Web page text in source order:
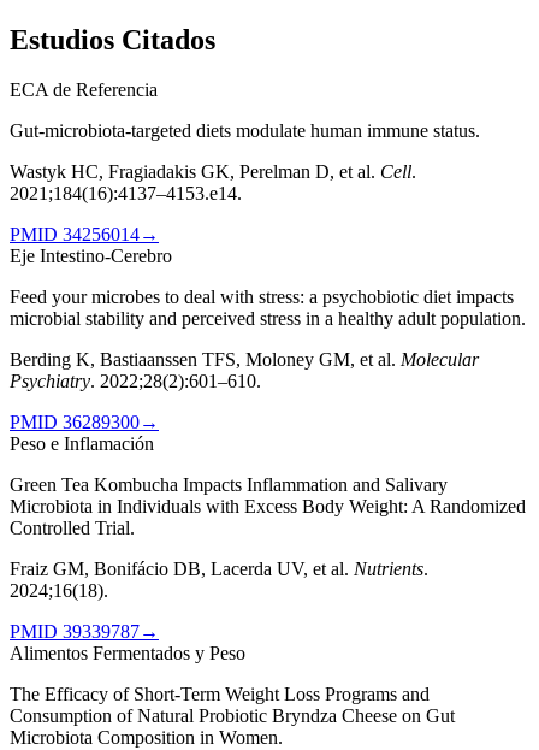
Estudios Citados
ECA de Referencia
Gut-microbiota-targeted diets modulate human immune status.
Wastyk HC, Fragiadakis GK, Perelman D, et al. Cell.
2021;184(16):4137–4153.e14.
PMID 34256014→
Eje Intestino-Cerebro
Feed your microbes to deal with stress: a psychobiotic diet impacts
microbial stability and perceived stress in a healthy adult population.
Berding K, Bastiaanssen TFS, Moloney GM, et al. Molecular
Psychiatry. 2022;28(2):601–610.
PMID 36289300→
Peso e Inflamación
Green Tea Kombucha Impacts Inflammation and Salivary
Microbiota in Individuals with Excess Body Weight: A Randomized
Controlled Trial.
Fraiz GM, Bonifácio DB, Lacerda UV, et al. Nutrients.
2024;16(18).
PMID 39339787→
Alimentos Fermentados y Peso
The Efficacy of Short-Term Weight Loss Programs and
Consumption of Natural Probiotic Bryndza Cheese on Gut
Microbiota Composition in Women.